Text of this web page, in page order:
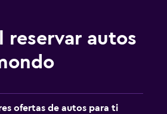
reservar autos
ofertas de autos para ti